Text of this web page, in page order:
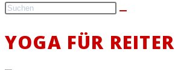
YOGA FÜR REITER